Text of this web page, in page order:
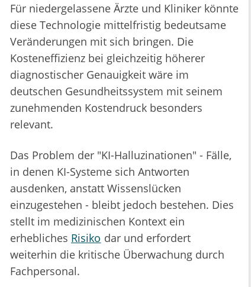
Für niedergelassene Ärzte und Kliniker könnte
diese Technologie mittelfristig bedeutsame
Veränderungen mit sich bringen. Die
Kosteneffizienz bei gleichzeitig höherer
diagnostischer Genauigkeit wäre im
deutschen Gesundheitssystem mit seinem
zunehmenden Kostendruck besonders
relevant.
Das Problem der "KI-Halluzinationen" - Fälle,
in denen KI-Systeme sich Antworten
ausdenken, anstatt Wissenslücken
einzugestehen - bleibt jedoch bestehen. Dies
stellt im medizinischen Kontext ein
erhebliches Risiko dar und erfordert
weiterhin die kritische Überwachung durch
Fachpersonal.